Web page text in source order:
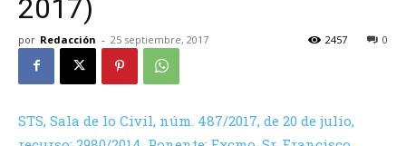
2017)
por Redacción - 25 septiembre, 2017 0
2457
STS, Sala de lo Civil, núm. 487/2017, de 20 de julio,